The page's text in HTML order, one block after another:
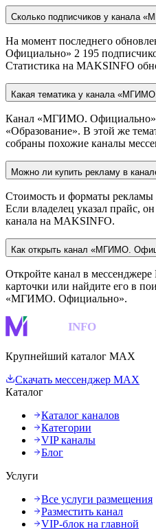
Сколько подписчиков у канала
На момент последнего
Официально» 2 195
Статистика на MAKSINFO
Какая тематика у канала
Канал «МГИМО. Официально»
«Образование». В этой же
собраны похожие каналы
Можно ли купить рекламу в
Стоимость и форматы рекламы
Если владелец указал прайс,
канала на MAKSINFO.
Как открыть канал «МГИМО.
Откройте канал в
карточки или найдите его в
«МГИМО. Официально».
INFO
Крупнейший каталог MAX
Скачать мессенджер MAX
Каталог
Каталог каналов
Категории
VIP каналы
Блог
Услуги
Все услуги размещения
Разместить канал
VIP-блок на главной